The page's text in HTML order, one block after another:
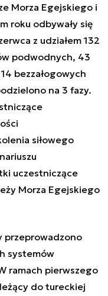
Morza Egejskiego i
roku odbywały się
z udziałem 132
podwodnych, 43
bezzałogowych
na 3 fazy.
siłowego
uczestniczące
Morza Egejskiego
przeprowadzono
systemów
ramach pierwszego
do tureckiej